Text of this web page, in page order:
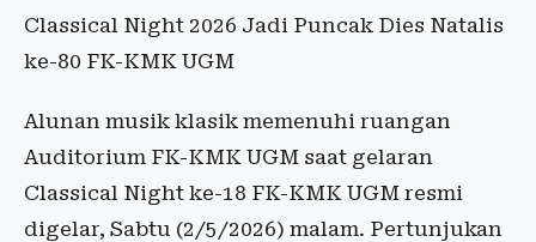
Classical Night 2026 Jadi Puncak Dies Natalis
ke-80 FK-KMK UGM
Alunan musik klasik memenuhi ruangan
Auditorium FK-KMK UGM saat gelaran
Classical Night ke-18 FK-KMK UGM resmi
digelar, Sabtu (2/5/2026) malam. Pertunjukan